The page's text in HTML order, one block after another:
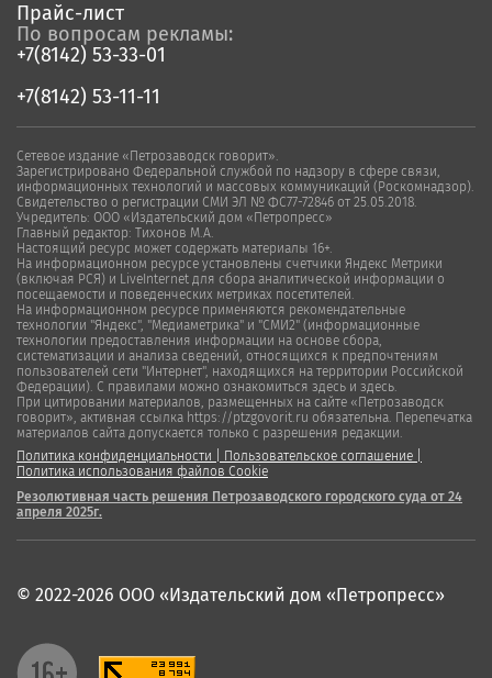
Прайс-лист
По вопросам рекламы:
+7(8142) 53-33-01
+7(8142) 53-11-11
Сетевое издание «Петрозаводск говорит».
Зарегистрировано Федеральной службой по надзору в сфере связи,
информационных технологий и массовых коммуникаций (Роскомнадзор).
Свидетельство о регистрации СМИ ЭЛ № ФС77-72846 от 25.05.2018.
Учредитель: ООО «Издательский дом «Петропресс»
Главный редактор: Тихонов М.А.
Настоящий ресурс может содержать материалы 16+.
На информационном ресурсе установлены счетчики Яндекс Метрики
(включая РСЯ) и LiveInternet для сбора аналитической информации о
посещаемости и поведенческих метриках посетителей.
На информационном ресурсе применяются рекомендательные
технологии "Яндекс", "Медиаметрика" и "СМИ2" (информационные
технологии предоставления информации на основе сбора,
систематизации и анализа сведений, относящихся к предпочтениям
пользователей сети "Интернет", находящихся на территории Российской
Федерации). С правилами можно ознакомиться здесь и здесь.
При цитировании материалов, размещенных на сайте «Петрозаводск
говорит», активная ссылка https://ptzgovorit.ru обязательна. Перепечатка
материалов сайта допускается только с разрешения редакции.
Политика конфиденциальности
Пользовательское соглашение
Политика использования файлов Cookie
Резолютивная часть решения Петрозаводского городского суда от 24
апреля 2025г.
© 2022-2026 ООО «Издательский дом «Петропресс»